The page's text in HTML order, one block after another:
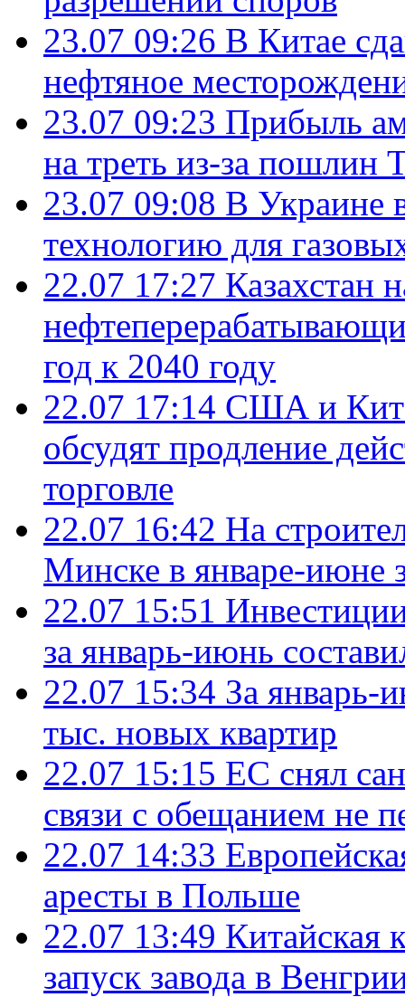
23.07 09:26 В Китае
нефтяное
23.07 09:23 Прибыль
на треть из-за пошлин
23.07 09:08 В Украине
технологию для
22.07 17:27 Казахстан
год к 2040 году
22.07 17:14 США и
обсудят продление
торговле
22.07 16:42 На
Минске в январе-июне
22.07 15:51
за январь-июнь
22.07 15:34 За январь-
тыс. новых квартир
22.07 15:15 ЕС снял
связи с обещанием не
22.07 14:33
аресты в Польше
22.07 13:49 Китайская
запуск завода в